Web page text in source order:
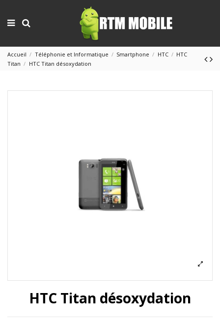
Accueil Téléphonie et Informatique Smartphone HTC
HTC
Titan
HTC Titan désoxydation
HTC Titan désoxydation